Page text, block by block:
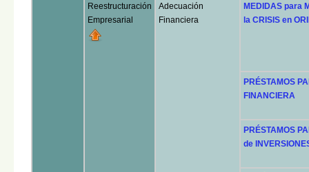
Reestructuración
Empresarial
Adecuación
Financiera
MEDIDAS para
la CRISIS en
PRÉSTAMOS
FINANCIERA
PRÉSTAMOS
de